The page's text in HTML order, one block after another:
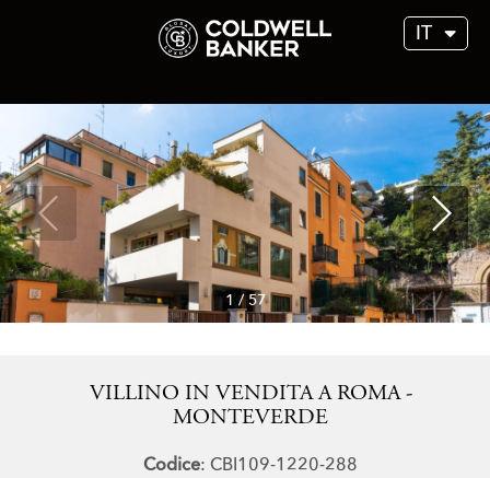
IT
1 /57
VILLINO IN VENDITA A ROMA -
MONTEVERDE
Codice: CBI109-1220-288